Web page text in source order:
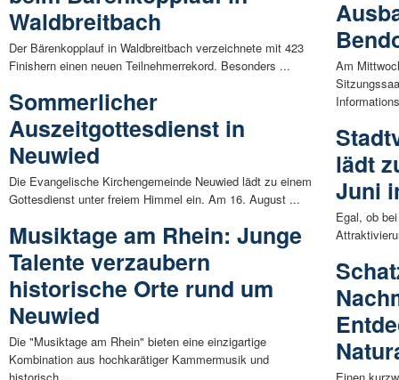
Waldbreitbach
Der Bärenkopplauf in Waldbreitbach verzeichnete mit 423
Finishern einen neuen Teilnehmerrekord. Besonders ...
Sommerlicher
Auszeitgottesdienst in
Neuwied
Die Evangelische Kirchengemeinde Neuwied lädt zu einem
Gottesdienst unter freiem Himmel ein. Am 16. August ...
Musiktage am Rhein: Junge
Talente verzaubern
historische Orte rund um
Neuwied
Die "Musiktage am Rhein" bieten eine einzigartige
Kombination aus hochkarätiger Kammermusik und
Am
lädt
Juni
Egal, ob